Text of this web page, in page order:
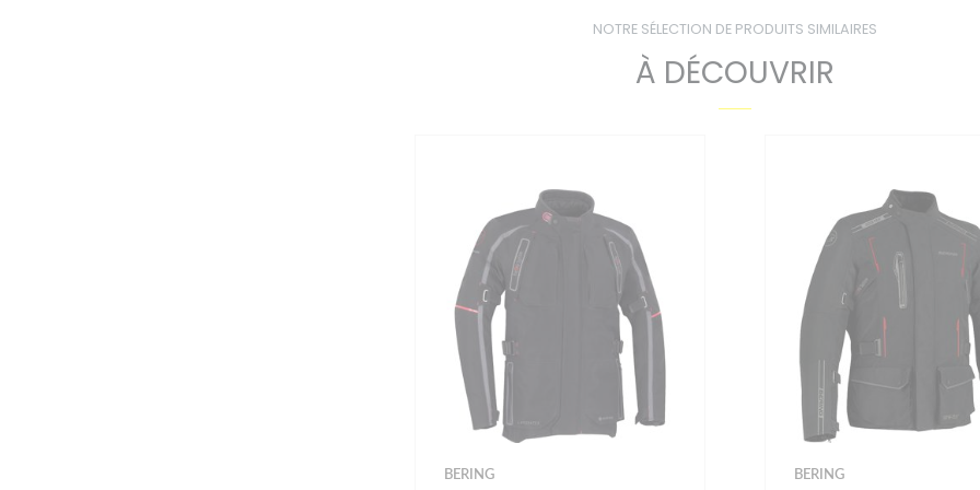
NOTRE SÉLECTION DE PRODUITS SIMILAIRES
À DÉCOUVRIR
BERING BERING